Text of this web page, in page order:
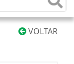
VOLTAR